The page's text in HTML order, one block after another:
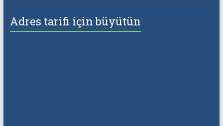
Adres tarifi için büyütün